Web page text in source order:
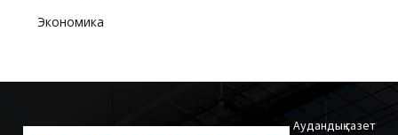
Экономика
Аудандық газет